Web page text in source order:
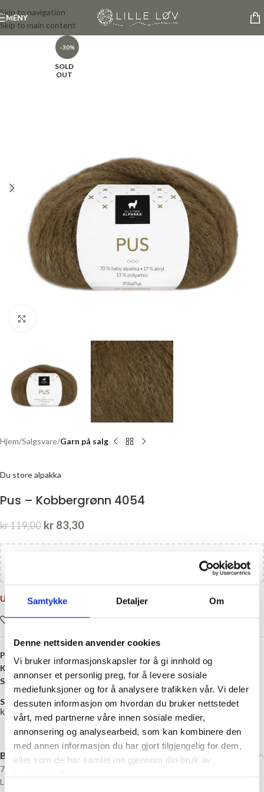
Samtykke Detaljer Om
Denne nettsiden anvender cookies
Vi bruker informasjonskapsler for å gi innhold og
annonser et personlig preg, for å levere sosiale
mediefunksjoner og for å analysere trafikken vår. Vi deler
dessuten informasjon om hvordan du bruker nettstedet
vårt, med partnerne våre innen sosiale medier,
annonsering og analysearbeid, som kan kombinere den
med annen informasjon du har gjort tilgjengelig for dem,
eller som de har samlet inn gjennom din bruk av
Skip to navigation
Skip to main content
MENY
-30%
SOLD
OUT
Hjem Salgsvare Garn på salg
Du store alpakka
Pus – Kobbergrønn 4054
kr119,00 kr 83,30
i handlekurven og få gratis frakt!
Utsolgt
Legg i ønskelisten
Produktnummer:
Kategori:
Stikkord: Akryl,Alpakka Brun, Grønn Polyamid Pus
Share:
kr 0,00
Beskrivelse
70 % baby alpakka, 17 % akryl, 13 % polyamid
Løpelengde: Ca. 100 meter pr. 50 gram